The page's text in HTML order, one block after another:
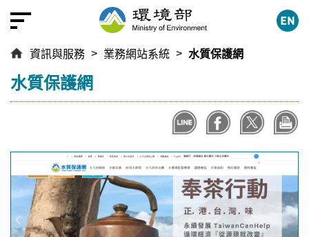
跳
到
要
內
資訊與服務 業務網站系統
水質保護網
:::
水質保護網